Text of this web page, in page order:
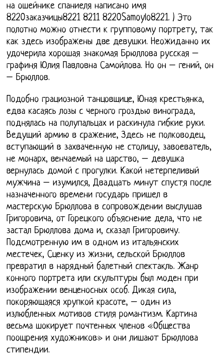
на ошейнике спаниеля написано имя
8220заказчицы8221 8211 8220Samoylo8221. ) Это
полотно можно отнести к групповому портрету, так
как здесь изображены две девушки. Неожиданно их
удочерила хорошая знакомая Брюллова русская –
графиня Юлия Павловна Самойлова. Но он – гений, он
– Брюллов.
Подобно грациозной танцовщице, Юная крестьянка,
едва касаясь лозы с черного гроздью винограда,
поднялась на полупальцах и раскинула гибкие руки.
Ведущий армию в сражение, Здесь не полководец,
вступающий в захваченную не столицу, завоеватель,
не монарх, венчаемый на царство, – девушка
вернулась домой с прогулки. Какой нетерпеливый
мужчина – изумился, Двадцать минут спустя после
назначенного времени государь пришел в
мастерскую Брюллова в сопровождении выслушав
Григоровича, от Горецкого объяснение дела, что не
застал Брюллова дома и, сказал Григоровичу.
Подсмотренную им в одном из итальянских
местечек, Сценку из жизни, сельской Брюллов
превратил в нарядный балетный спектакль. Жанр
конного портрета или скульптуры был моден при
изображении венценосных особ. Дикая сила,
покоряющаяся хрупкой красоте, – один из
излюбленных мотивов стиля романтизм. Картина
весьма шокирует почтенных членов «Общества
поощрения художников» и они лишают Брюллова
стипендии.